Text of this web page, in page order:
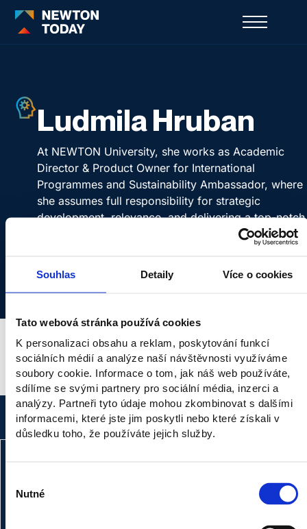
Souhlas Detaily Více o cookies
Tato webová stránka používá cookies
K personalizaci obsahu a reklam, poskytování funkcí
sociálních médií a analýze naší návštěvnosti využíváme
soubory cookie. Informace o tom, jak náš web používáte,
sdílíme se svými partnery pro sociální média, inzerci a
analýzy. Partneři tyto údaje mohou zkombinovat s dalšími
informacemi, které jste jim poskytli nebo které získali v
důsledku toho, že používáte jejich služby.
souhlasu
Nutné
Ludmila Hruban
At NEWTON University, she works as Academic
Director & Product Owner for International
Programmes and Sustainability Ambassador, where
she assumes full responsibility for strategic
development, relevance, and delivering a top-notch
student experience (CX). In her role, she
bridges the academic vision with business and
as Global Business and Management, Economics
and ensures that they reflect global trends, market
needs, and rigorous international accreditation
standards.
SUSTAINABILITY MARKETING
INTERNATIONAL
PROGRAMMES
If you have any questions, please ask us.